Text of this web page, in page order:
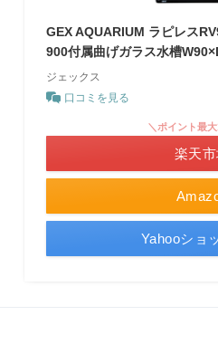
GEX AQUARIUM ラピレス
900付属曲げガラス水槽
ジェックス
口コミを見る
＼ポイント最
楽天
Yahooショ